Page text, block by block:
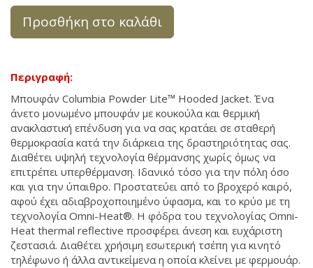
Προσθήκη στο καλάθι
Περιγραφή:
Μπουφάν Columbia Powder Lite™ Hooded Jacket. Ένα
άνετο μονωμένο μπουφάν με κουκούλα και θερμική
ανακλαστική επένδυση για να σας κρατάει σε σταθερή
θερμοκρασία κατά την διάρκεια της δραστηριότητας σας.
Διαθέτει υψηλή τεχνολογία θέρμανσης χωρίς όμως να
επιτρέπει υπερθέρμανση. Ιδανικό τόσο για την πόλη όσο
και για την ύπαιθρο. Προστατεύει από το βροχερό καιρό,
αφού έχει αδιαβροχοποιημένο ύφασμα, και το κρύο με τη
τεχνολογία Omni-Heat®. Η φόδρα του τεχνολογίας Omni-
Heat thermal reflective προσφέρει άνεση και ευχάριστη
ζεστασιά. Διαθέτει χρήσιμη εσωτερική τσέπη για κινητό
τηλέφωνο ή άλλα αντικείμενα η οποία κλείνει με φερμουάρ.